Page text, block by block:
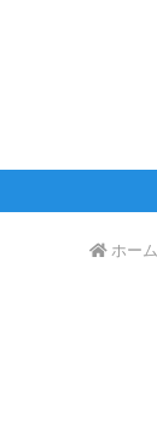
ホーム